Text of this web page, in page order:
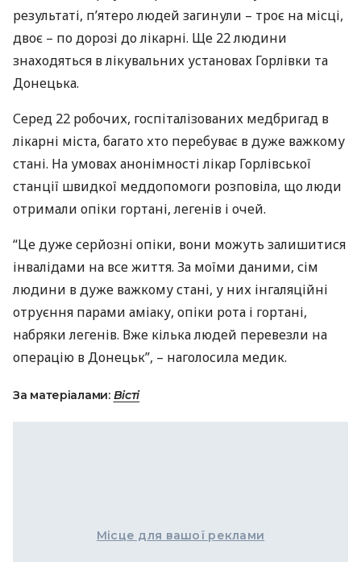
результаті, п’ятеро людей загинули – троє на місці,
двоє – по дорозі до лікарні. Ще 22 людини
знаходяться в лікувальних установах Горлівки та
Донецька.
Серед 22 робочих, госпіталізованих медбригад в
лікарні міста, багато хто перебуває в дуже важкому
стані. На умовах анонімності лікар Горлівської
станції швидкої меддопомоги розповіла, що люди
отримали опіки гортані, легенів і очей.
“Це дуже серйозні опіки, вони можуть залишитися
інвалідами на все життя. За моїми даними, сім
людини в дуже важкому стані, у них інгаляційні
отруєння парами аміаку, опіки рота і гортані,
набряки легенів. Вже кілька людей перевезли на
операцію в Донецьк”, – наголосила медик.
За матеріалами: Вісті
Місце для вашої реклами